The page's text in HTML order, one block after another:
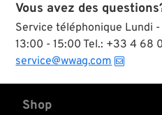
Vous avez des
Service téléphonique Lundi
13:00 - 15:00 Tel.: +33 4 68
service@wwag.com
Shop